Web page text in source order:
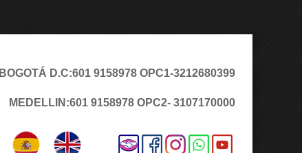
BOGOTÁ D.C:601 9158978 OPC1-3212680399
MEDELLIN:601 9158978 OPC2- 3107170000